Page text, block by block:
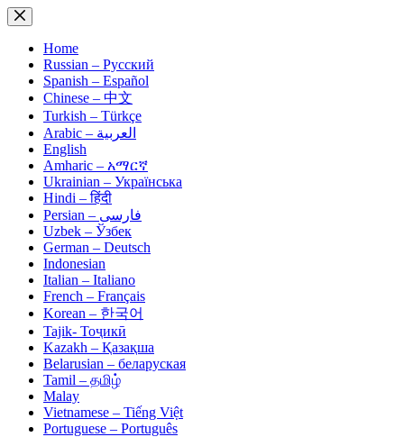
Skip
to
contentHome
Russian – Русский
Spanish – Español
Chinese – 中文
Turkish – Türkçe
Arabic – العربية
English
Amharic – አማርኛ
Ukrainian – Українська
Hindi – हिंदी
Persian – فارسی
Uzbek – Ўзбек
German – Deutsch
Indonesian
Italian – Italiano
French – Français
Korean – 한국어
Tajik- Тоҷикӣ
Kazakh – Қазақша
Belarusian – беларуская
Tamil – தமிழ்
Malay
Vietnamese – Tiếng Việt
Portuguese – Português